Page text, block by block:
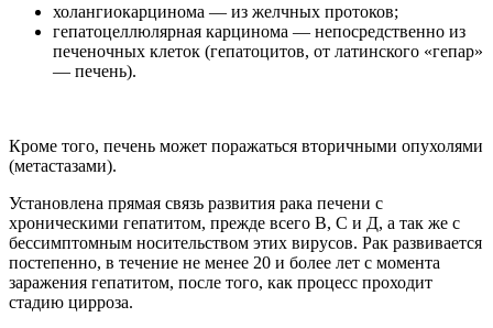
холангиокарцинома — из желчных протоков;
гепатоцеллюлярная карцинома — непосредственно из
печеночных клеток (гепатоцитов, от латинского «гепар»
— печень).
Кроме того, печень может поражаться вторичными опухолями
(метастазами).
Установлена прямая связь развития рака печени с
хроническими гепатитом, прежде всего В, С и Д, а так же с
бессимптомным носительством этих вирусов. Рак развивается
постепенно, в течение не менее 20 и более лет с момента
заражения гепатитом, после того, как процесс проходит
стадию цирроза.